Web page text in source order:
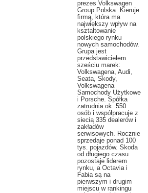
prezes Volkswagen
Group Polska. Kieruje
firmą, która ma
największy wpływ na
kształtowanie
polskiego rynku
nowych samochodów.
Grupa jest
przedstawicielem
sześciu marek:
Volkswagena, Audi,
Seata, Skody,
Volkswagena
Samochody Użytkowe
i Porsche. Spółka
zatrudnia ok. 550
osób i współpracuje z
siecią 335 dealerów i
zakładów
serwisowych. Rocznie
sprzedaje ponad 100
tys. pojazdów. Skoda
od długiego czasu
pozostaje liderem
rynku, a Octavia i
Fabia są na
pierwszym i drugim
miejscu w rankingu